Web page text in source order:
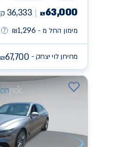
₪63,000
36,333
מימון החל מ -
₪1,296
מחירון לוי יצחק - ₪67,700